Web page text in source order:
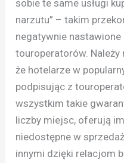
sobie te same usługi
narzutu” – takim
negatywnie nastawione
touroperatorów.
że hotelarze w
podpisując z
wszystkim takie
liczby miejsc, oferują
niedostępne w
innymi dzięki relacjom